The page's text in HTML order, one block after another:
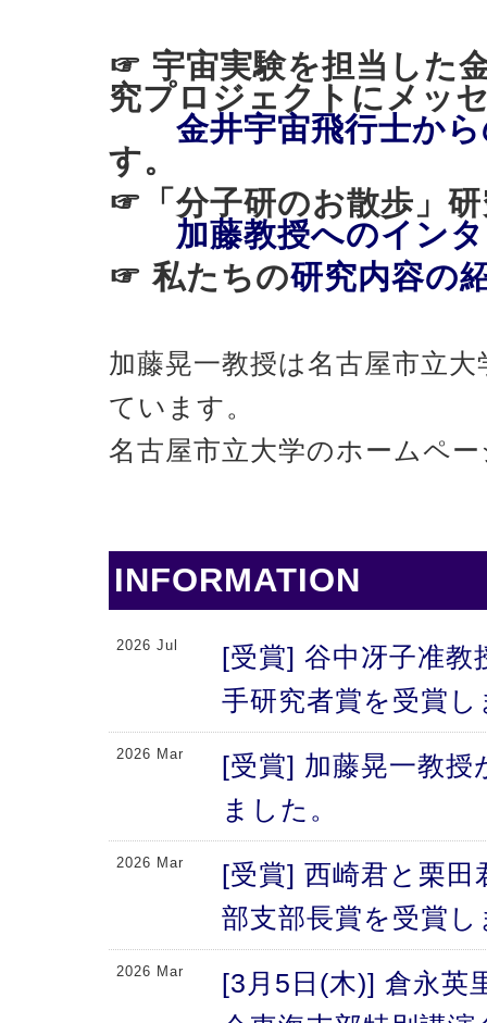
☞ 宇宙実験を担当した
究プロジェクトにメッ
金井宇宙飛行士か
す。
☞「分子研のお散歩
加藤教授へのイン
☞ 私たちの研究内容の
加藤晃一教授は名古屋市立
ています。
名古屋市立大学のホームペ
INFORMATION
2026 Jul
[受賞] 谷中冴子准教
手研究者賞を受賞
2026 Mar
[受賞] 加藤晃一教授
ました。
2026 Mar
[受賞] 西崎君と栗田
部支部長賞を受賞
2026 Mar
[3月5日(木)] 倉永英